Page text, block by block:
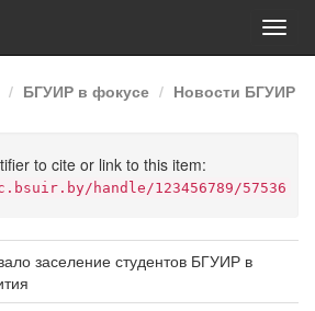
БГУИР в фокусе Новости БГУИР
to cite or link to this item:
handle/123456789/57536
заселение студентов БГУИР в